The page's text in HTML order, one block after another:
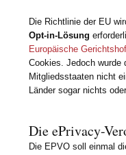
Die Richtlinie der EU
Opt-in-Lösung
Europäische Gerichtshof
Cookies. Jedoch wurde
Mitgliedsstaaten nicht
Länder sogar nichts
Die ePrivacy-
Die EPVO soll einmal